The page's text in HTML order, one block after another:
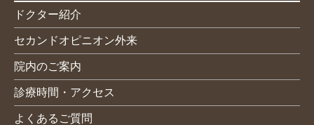
ドクター紹介
セカンドオピニオン外来
院内のご案内
診療時間・アクセス
よくあるご質問